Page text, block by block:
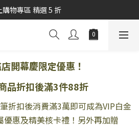
商品7折起優惠
購物專區 精選 5 折
冬商品7折起優惠
開幕慶限定優惠！
品折扣後滿3件88折
折扣後消費滿3萬即可成為VIP白金
優惠及精美核卡禮！另外再加贈